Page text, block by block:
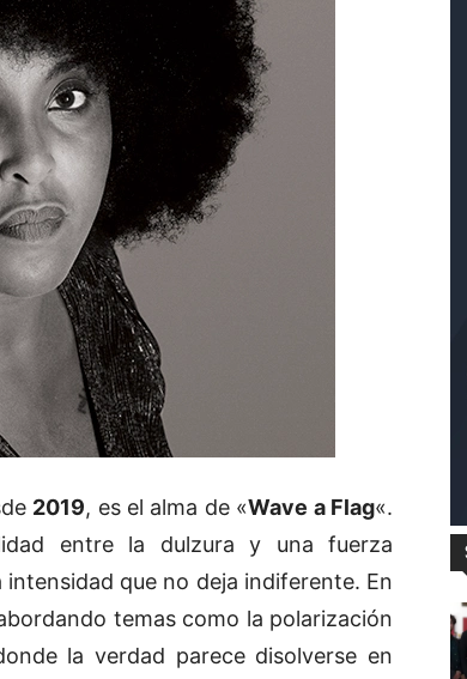
2019, es el alma de «Wave a Flag«.
entre la dulzura y una fuerza
que no deja indiferente. En
temas como la polarización
la verdad parece disolverse en